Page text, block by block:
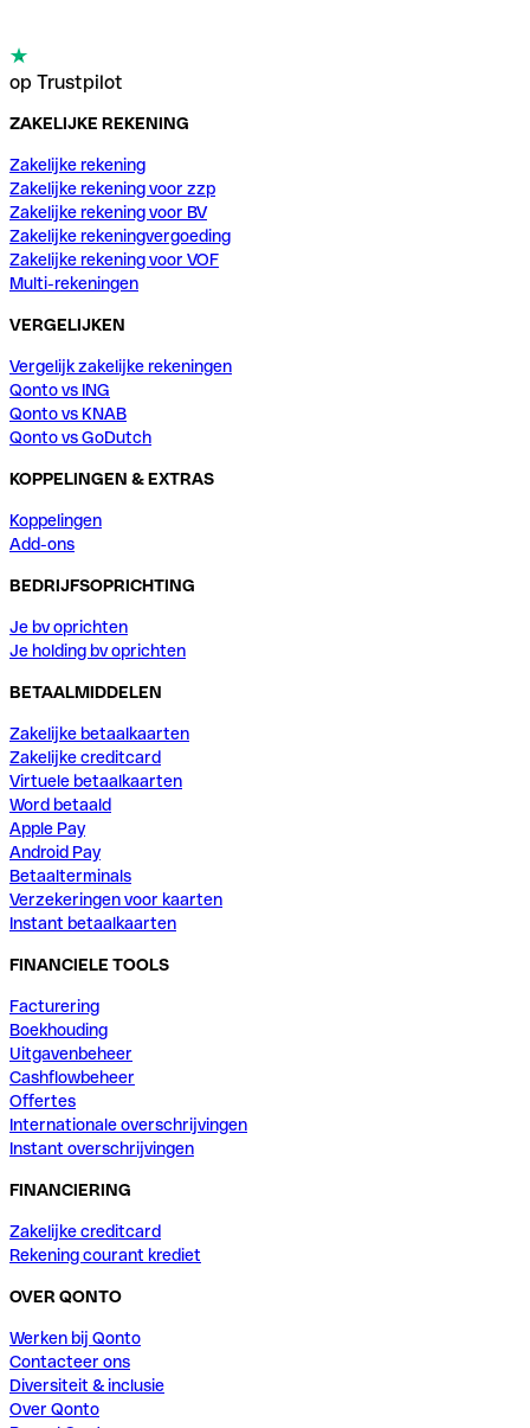
op Trustpilot
ZAKELIJKE REKENING
Zakelijke rekening
Zakelijke rekening voor zzp
Zakelijke rekening voor BV
Zakelijke rekeningvergoeding
Zakelijke rekening voor VOF
Multi-rekeningen
VERGELIJKEN
Vergelijk zakelijke rekeningen
Qonto vs ING
Qonto vs KNAB
Qonto vs GoDutch
KOPPELINGEN & EXTRAS
Koppelingen
Add-ons
BEDRIJFSOPRICHTING
Je bv oprichten
Je holding bv oprichten
BETAALMIDDELEN
Zakelijke betaalkaarten
Zakelijke creditcard
Virtuele betaalkaarten
Word betaald
Apple Pay
Android Pay
Betaalterminals
Verzekeringen voor kaarten
Instant betaalkaarten
FINANCIELE TOOLS
Facturering
Boekhouding
Uitgavenbeheer
Cashflowbeheer
Offertes
Internationale overschrijvingen
Instant overschrijvingen
FINANCIERING
Zakelijke creditcard
Rekening courant krediet
OVER QONTO
Werken bij Qonto
Contacteer ons
Diversiteit & inclusie
Over Qonto